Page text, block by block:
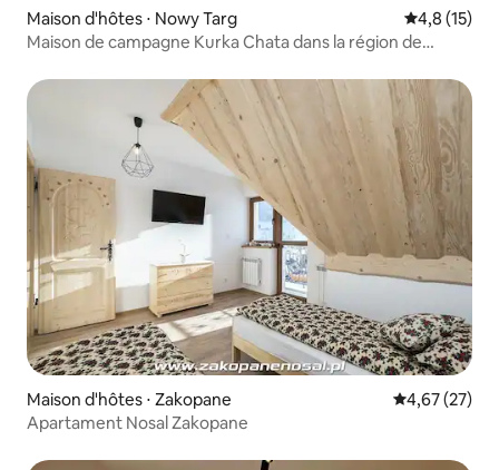
Maison d'hôtes ⋅ Nowy Targ Évaluation
4,8 (15)
Maison de campagne Kurka Chata dans la région de
Maison d'hôtes ⋅ Zakopane Évaluation
4,67 (27)
Apartament Nosal Zakopane